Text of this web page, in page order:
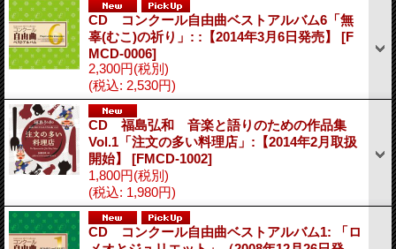
CD コンクール自由曲ベストアルバム6「無
辜(むこ)の祈り」: :【2014年3月6日発売】 [F
MCD-0006]
2,300円(税別)
(税込: 2,530円)
CD 福島弘和 音楽と語りのための作品集
Vol.1「注文の多い料理店」:【2014年2月取扱
開始】 [FMCD-1002]
1,800円(税別)
(税込: 1,980円)
CD コンクール自由曲ベストアルバム1: 「ロ